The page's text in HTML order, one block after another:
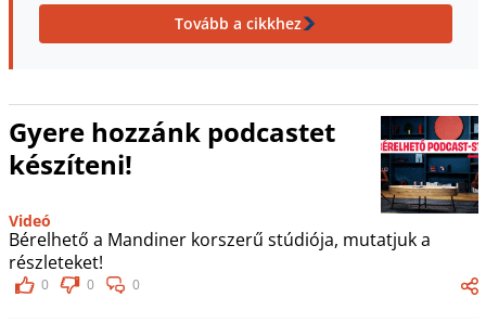
Tovább a cikkhez
Gyere hozzánk podcastet
készíteni!
Videó
Bérelhető a Mandiner korszerű stúdiója, mutatjuk a
részleteket!
0 0 0